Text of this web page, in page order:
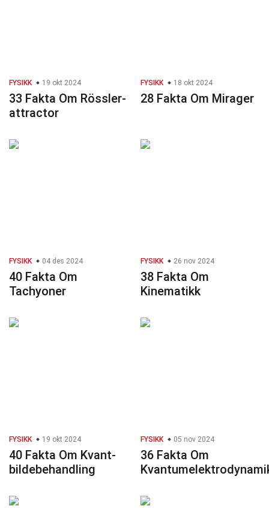
FYSIKK 19 okt 2024
33 Fakta Om Rössler-
attractor
FYSIKK 18 okt 2024
28 Fakta Om Mirager
FYSIKK 04 des 2024
40 Fakta Om
Tachyoner
FYSIKK 26 nov 2024
38 Fakta Om
Kinematikk
FYSIKK 19 okt 2024
40 Fakta Om Kvant-
bildebehandling
FYSIKK 05 nov 2024
36 Fakta Om